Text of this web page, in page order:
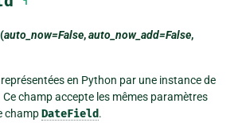
(auto_now=False,auto_now_add=False,
en Python par une instance de
Ce champ accepte les mêmes paramètres
champDateField.